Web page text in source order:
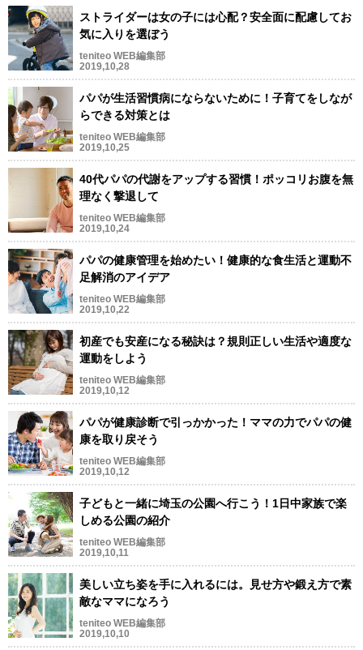
ストライダーは女の子には心配？安全面に配慮してお
気に入りを選ぼう
teniteo WEB編集部
2019,10,28
パパが生活習慣病にならないために！子育てをしなが
らできる対策とは
teniteo WEB編集部
2019,10,25
40代パパの代謝をアップする習慣！ポッコリお腹を無
理なく撃退して
teniteo WEB編集部
2019,10,24
パパの健康管理を始めたい！健康的な食生活と運動不
足解消のアイデア
teniteo WEB編集部
2019,10,22
初産でも安産になる秘訣は？規則正しい生活や適度な
運動をしよう
teniteo WEB編集部
2019,10,12
パパが健康診断で引っかかった！ママの力でパパの健
康を取り戻そう
teniteo WEB編集部
2019,10,12
子どもと一緒に埼玉の公園へ行こう！1日中家族で楽
しめる公園の紹介
teniteo WEB編集部
2019,10,11
美しい立ち姿を手に入れるには。見せ方や鍛え方で素
敵なママになろう
teniteo WEB編集部
2019,10,10